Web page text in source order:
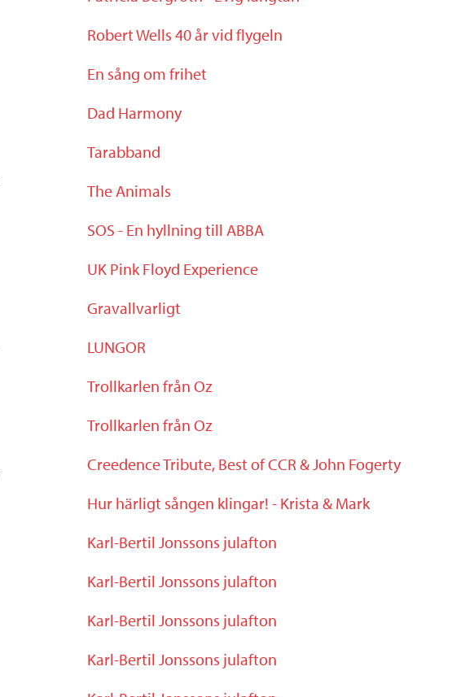
Robert Wells 40 år vid flygeln
En sång om frihet
Dad Harmony
Tarabband
The Animals
SOS - En hyllning till ABBA
UK Pink Floyd Experience
Gravallvarligt
LUNGOR
Trollkarlen från Oz
Trollkarlen från Oz
Creedence Tribute, Best of CCR & John Fogerty
Hur härligt sången klingar! - Krista & Mark
Karl-Bertil Jonssons julafton
Karl-Bertil Jonssons julafton
Karl-Bertil Jonssons julafton
Karl-Bertil Jonssons julafton